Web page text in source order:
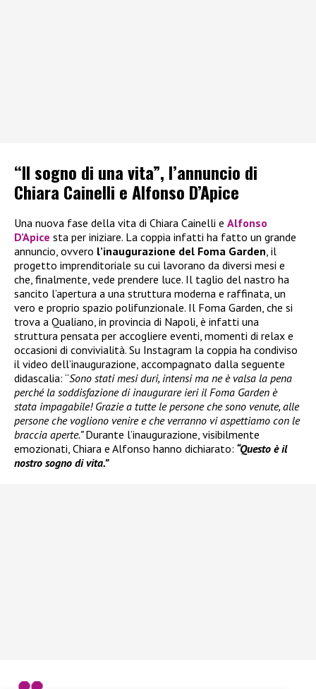
“Il sogno di una vita”, l’annuncio di
Chiara Cainelli e Alfonso D’Apice
Una nuova fase della vita di Chiara Cainelli e Alfonso
D’Apice sta per iniziare. La coppia infatti ha fatto un grande
annuncio, ovvero l’inaugurazione del Foma Garden , il
progetto imprenditoriale su cui lavorano da diversi mesi e
che, finalmente, vede prendere luce. Il taglio del nastro ha
sancito l’apertura a una struttura moderna e raffinata, un
vero e proprio spazio polifunzionale. Il Foma Garden, che si
trova a Qualiano, in provincia di Napoli, è infatti una
struttura pensata per accogliere eventi, momenti di relax e
occasioni di convivialità. Su Instagram la coppia ha condiviso
il video dell’inaugurazione, accompagnato dalla seguente
didascalia: “Sono stati mesi duri, intensi ma ne è valsa la pena
perché la soddisfazione di inaugurare ieri il Foma Garden è
stata impagabile! Grazie a tutte le persone che sono venute, alle
persone che vogliono venire e che verranno vi aspettiamo con le
braccia aperte.”Durante l’inaugurazione, visibilmente
emozionati, Chiara e Alfonso hanno dichiarato: “Questo è il
nostro sogno di vita.”